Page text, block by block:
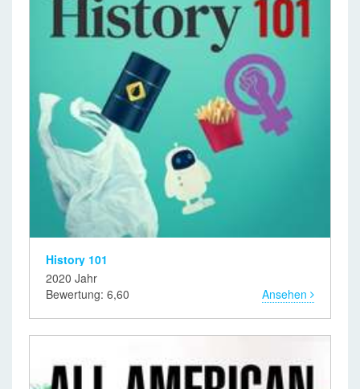
History 101
2020 Jahr
Bewertung: 6,60
Ansehen